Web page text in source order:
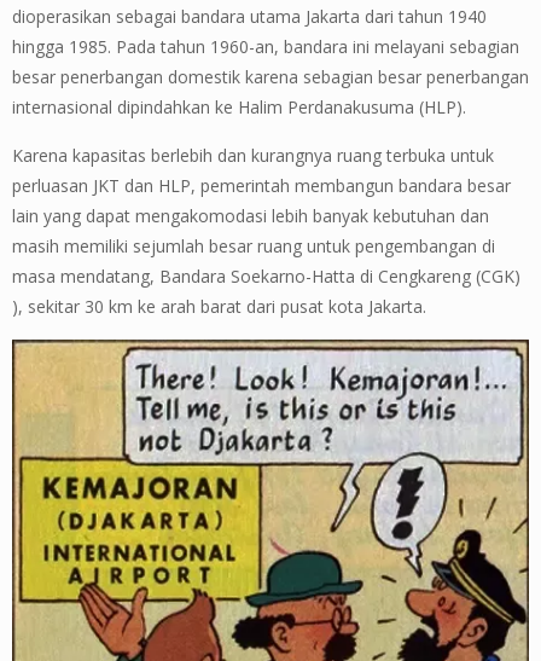
dioperasikan sebagai bandara utama Jakarta dari tahun 1940
hingga 1985. Pada tahun 1960-an, bandara ini melayani sebagian
besar penerbangan domestik karena sebagian besar penerbangan
internasional dipindahkan ke Halim Perdanakusuma (HLP).
Karena kapasitas berlebih dan kurangnya ruang terbuka untuk
perluasan JKT dan HLP, pemerintah membangun bandara besar
lain yang dapat mengakomodasi lebih banyak kebutuhan dan
masih memiliki sejumlah besar ruang untuk pengembangan di
masa mendatang, Bandara Soekarno-Hatta di Cengkareng (CGK)
), sekitar 30 km ke arah barat dari pusat kota Jakarta.